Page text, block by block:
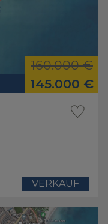
145.000 €
160.000 €
VERKAUF